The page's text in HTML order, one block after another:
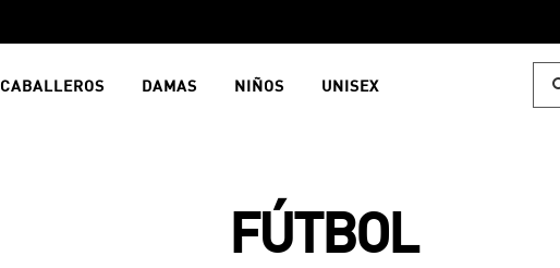
CABALLEROS DAMAS NIÑOS UNISEX
FÚTBOL